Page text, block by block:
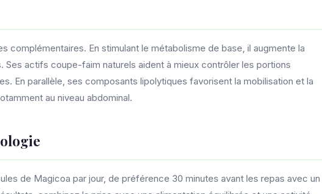
complémentaires. En stimulant le métabolisme de base, il augmente la
Ses actifs coupe-faim naturels aident à mieux contrôler les portions
En parallèle, ses composants lipolytiques favorisent la mobilisation et la
au niveau abdominal.
de Magicoa par jour, de préférence 30 minutes avant les repas avec un